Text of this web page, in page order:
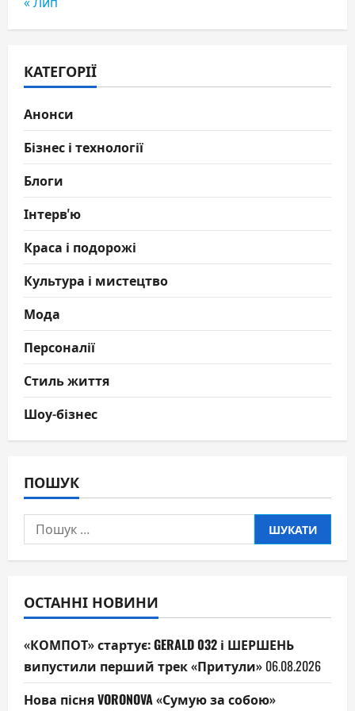
КАТЕГОРІЇ
Анонси
Бізнес і технології
Блоги
Інтерв'ю
Краса і подорожі
Культура і мистецтво
Мода
Персоналії
Стиль життя
Шоу-бізнес
ПОШУК
Пошук:
ОСТАННІ НОВИНИ
«КОМПОТ» стартує: GERALD 032 і ШЕРШЕНЬ
випустили перший трек «Притули» 06.08.2026
Нова пісня VORONOVA «Сумую за собою»